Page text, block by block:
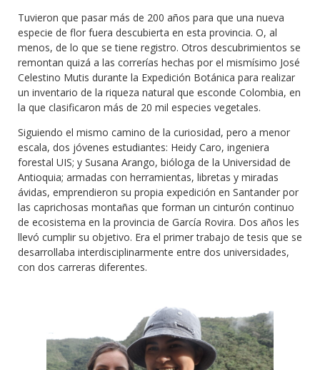
Tuvieron que pasar más de 200 años para que una nueva
especie de flor fuera descubierta en esta provincia. O, al
menos, de lo que se tiene registro. Otros descubrimientos se
remontan quizá a las correrías hechas por el mismísimo José
Celestino Mutis durante la Expedición Botánica para realizar
un inventario de la riqueza natural que esconde Colombia, en
la que clasificaron más de 20 mil especies vegetales.
Siguiendo el mismo camino de la curiosidad, pero a menor
escala, dos jóvenes estudiantes: Heidy Caro, ingeniera
forestal UIS; y Susana Arango, bióloga de la Universidad de
Antioquia; armadas con herramientas, libretas y miradas
ávidas, emprendieron su propia expedición en Santander por
las caprichosas montañas que forman un cinturón continuo
de ecosistema en la provincia de García Rovira. Dos años les
llevó cumplir su objetivo. Era el primer trabajo de tesis que se
desarrollaba interdisciplinarmente entre dos universidades,
con dos carreras diferentes.